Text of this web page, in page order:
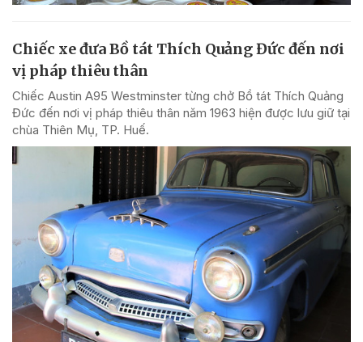
Chiếc xe đưa Bồ tát Thích Quảng Đức đến nơi
vị pháp thiêu thân
Chiếc Austin A95 Westminster từng chở Bồ tát Thích Quảng
Đức đến nơi vị pháp thiêu thân năm 1963 hiện được lưu giữ tại
chùa Thiên Mụ, TP. Huế.